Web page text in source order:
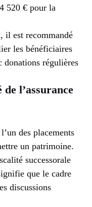
520 € pour la
il est recommandé
les bénéficiaires
donations régulières
l’assurance
des placements
un patrimoine.
successorale
que le cadre
discussions